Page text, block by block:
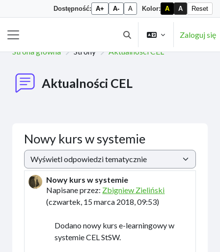
Dostępność: A+ A- A Kolor: A A Reset
Przełącznik wyszukiwarki
Zaloguj się
Strona główna
Strony Aktualności CEL
Aktualności CEL
Nowy kurs w systemie
Sposób wyświetlania
Nowy kurs w systemie
Napisane przez: Zbigniew Zieliński
(czwartek, 15 marca 2018, 09:53)
Liczba odpowiedzi: 0
Dodano nowy kurs e-learningowy w
systemie CEL StSW.